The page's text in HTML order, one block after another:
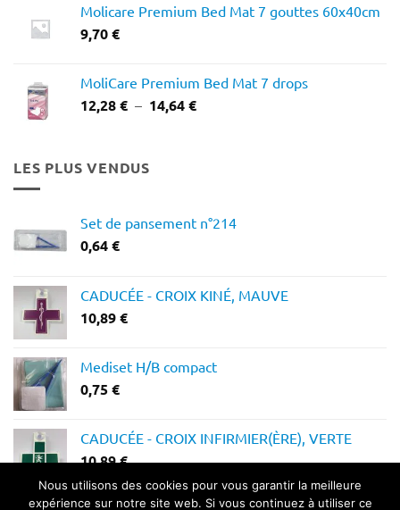
12,03 €
Molicare Premium Bed Mat 7 gouttes 60x40cm
9,70€
MoliCare Premium Bed Mat 7 drops
12,28€ – 14,64€Plage
LES PLUS VENDUS
Set de pansement n°214
0,64€
CADUCÉE - CROIX KINÉ, MAUVE
10,89€
Mediset H/B compact
0,75€
CADUCÉE - CROIX INFIRMIER(ÈRE), VERTE
10,89€
Nous utilisons des cookies pour vous garantir la meilleure
expérience sur notre site web. Si vous continuez à utiliser ce